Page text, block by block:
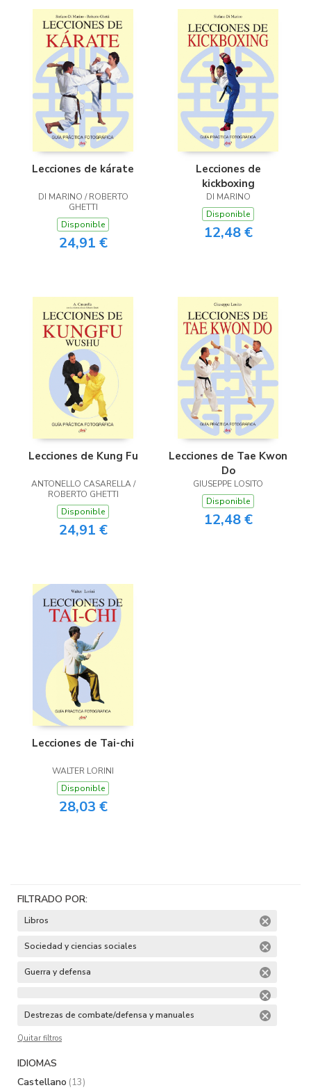
Lecciones de kárate
DI MARINO / ROBERTO
GHETTI
Disponible
24,91 €
Lecciones de
kickboxing
DI MARINO
Disponible
12,48 €
Lecciones de Kung Fu
ANTONELLO CASARELLA /
ROBERTO GHETTI
Disponible
24,91 €
Lecciones de Tae Kwon
Do
GIUSEPPE LOSITO
Disponible
12,48 €
Lecciones de Tai-chi
WALTER LORINI
Disponible
28,03 €
FILTRADO POR:
Libros
Sociedad y ciencias sociales
Guerra y defensa
Destrezas de combate/defensa y manuales
Quitar filtros
IDIOMAS
Castellano (13)